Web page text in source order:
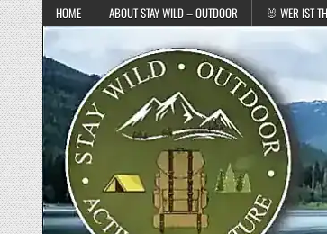
Skip to content
HOME ABOUT STAY WILD – OUTDOOR 🐰 WER IST